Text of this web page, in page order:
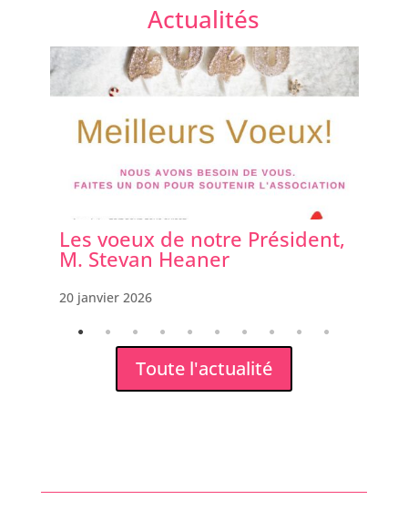
Actualités
Les voeux de notre Président,
M. Stevan Heaner
20 janvier 2026
Toute l'actualité